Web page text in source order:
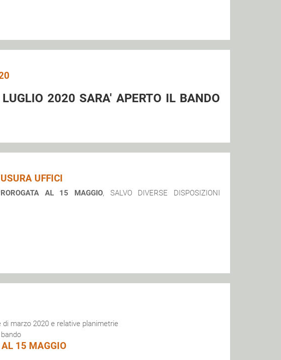
2020 SARA' APERTO IL BANDO
UFFICI
AL 15 MAGGIO, SALVO DIVERSE DISPOSIZIONI
di marzo 2020 e relative planimetrie
AL 15 MAGGIO